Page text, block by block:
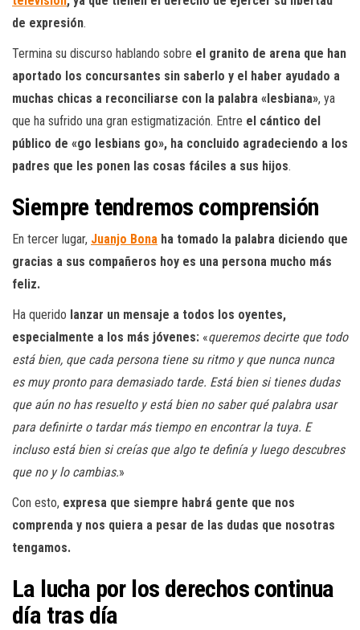
de expresión.
Termina su discurso hablando sobre el granito de arena que han
aportado los concursantes sin saberlo y el haber ayudado a
muchas chicas a reconciliarse con la palabra «lesbiana», ya
que ha sufrido una gran estigmatización. Entre el cántico del
público de «go lesbians go», ha concluido agradeciendo a los
padres que les ponen las cosas fáciles a sus hijos.
Siempre tendremos comprensión
En tercer lugar, Juanjo Bona ha tomado la palabra diciendo que
gracias a sus compañeros hoy es una persona mucho más
feliz.
Ha querido lanzar un mensaje a todos los oyentes,
especialmente a los más jóvenes: «queremos decirte que todo
está bien, que cada persona tiene su ritmo y que nunca nunca
es muy pronto para demasiado tarde. Está bien si tienes dudas
que aún no has resuelto y está bien no saber qué palabra usar
para definirte o tardar más tiempo en encontrar la tuya. E
incluso está bien si creías que algo te definía y luego descubres
que no y lo cambias.»
Con esto, expresa que siempre habrá gente que nos
comprenda y nos quiera a pesar de las dudas que nosotras
tengamos.
La lucha por los derechos continua
día tras día